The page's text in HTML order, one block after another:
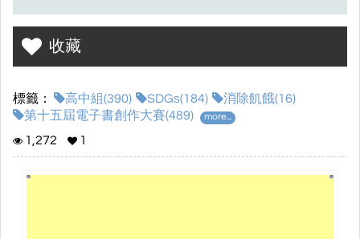
收藏
標籤： 高中組(390) SDGs(184)
消除飢餓(16)
第十五屆電子書創作大賽(489)
more...
1,272 1